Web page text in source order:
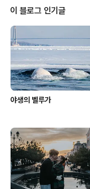
기도 한다. 사진을 찍다보면 같
구하고 다른 색감의 보정본들이
우에 나는 한 걸음 물러서 라이
들 중 가장 눈에 띄는 사진을 선
사하여 내가 그 날 촬영한 결과
고 보정을 시작한다. 그렇게 하면
이 블로그 인기글
야생의 벨루가